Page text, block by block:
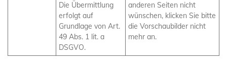
Die Übermittlung
erfolgt auf
Grundlage von Art.
49 Abs. 1 lit. a
DSGVO.
anderen Seiten nicht
wünschen, klicken Sie bitte
die Vorschaubilder nicht
mehr an.